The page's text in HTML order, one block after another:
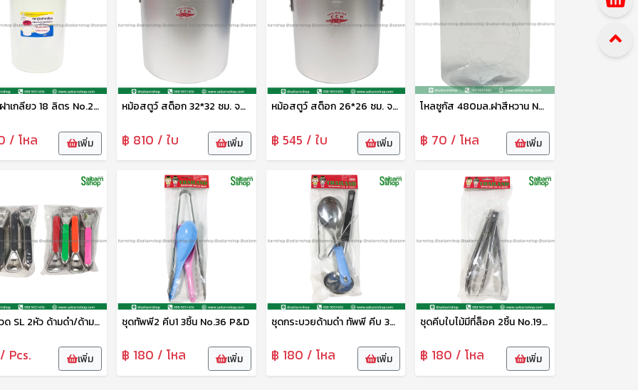
กระปุกฝาเกลียว 18 ลิตร No.20180 SRT
/ โหล เพิ่ม
หม้อสตูว์ สต็อก 32*32 ซม. จระเข้
฿ 810 / ใบ เพิ่ม
หม้อสตูว์ สต็อก 26*26 ซม. จระเข้
฿ 545 / ใบ เพิ่ม
โหลซูกัส 480มล.ฝาสีหวาน No.049-S เบสกลาส
฿ 70 / โหล เพิ่ม
ที่เปิดขวด SL 2หัว ด้ามดำ/ด้ามสี P&D
Pcs. เพิ่ม
ชุดทัพพี2 คีบ1 3ชิ้น No.36 P&D
฿ 180 / โหล เพิ่ม
ชุดกระบวยด้ามดำ ทัพพี คีบ 3ชิ้น No.28 p&d
฿ 180 / โหล เพิ่ม
ชุดคีบใบไม้มีที่ล็อค 2ชิ้น No.19 p&d
฿ 180 / โหล เพิ่ม